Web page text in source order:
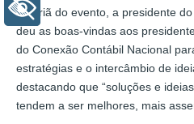
Anfitriã do evento, a presidente
deu as boas-vindas aos
do Conexão Contábil Nacional
estratégias e o intercâmbio de
destacando que “soluções e
tendem a ser melhores, mais
+ Acessibilidade